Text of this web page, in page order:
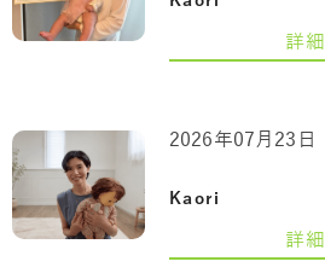
詳
Kaori
2026年07月23日
詳